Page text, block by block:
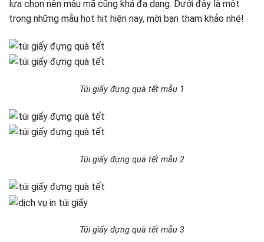
lựa chọn nên mẫu mã cũng khá đa dạng. Dưới đây là một
trong những mẫu hot hit hiện nay, mời bạn tham khảo nhé!
Túi giấy đựng quà tết mẫu 1
Túi giấy đựng quà tết mẫu 2
Túi giấy đựng quà tết mẫu 3